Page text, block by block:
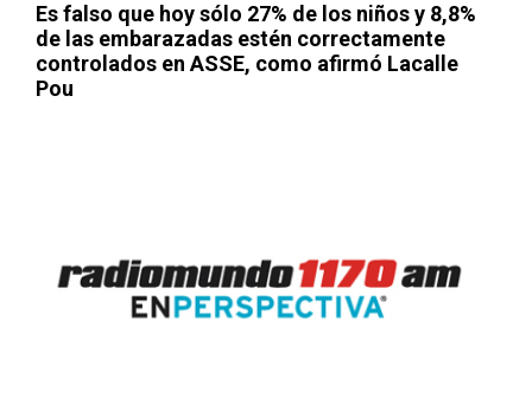
Es falso que hoy sólo 27% de los niños y 8,8%
de las embarazadas estén correctamente
controlados en ASSE, como afirmó Lacalle
Pou